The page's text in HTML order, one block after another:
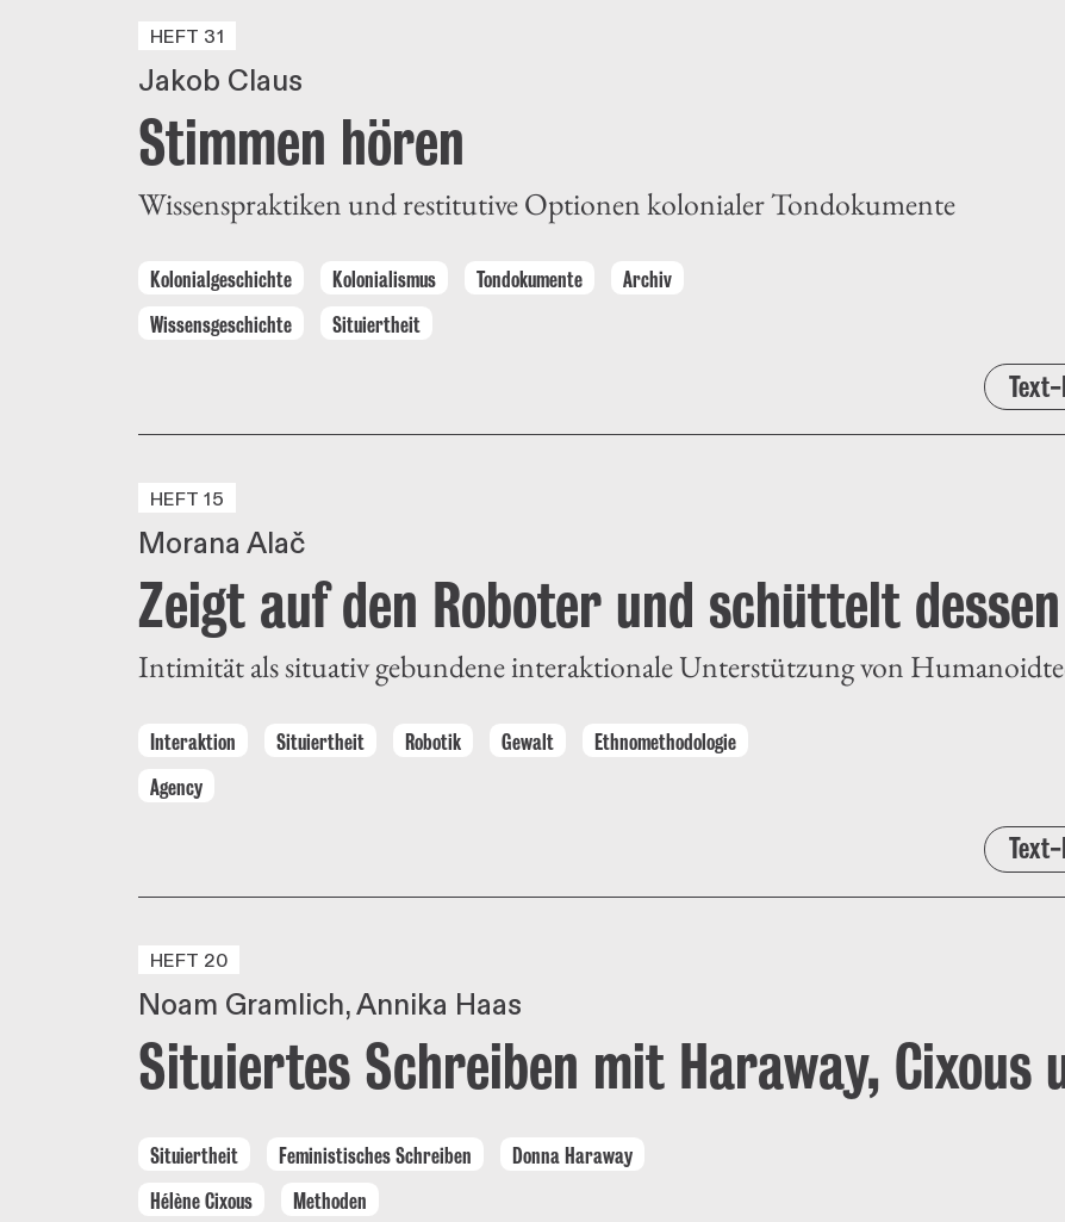
HEFT 31
Jakob Claus
Stimmen hören
Wissenspraktiken und restitutive Optionen kolonialer Tondokumente
Kolonialgeschichte Kolonialismus Tondokumente
Archiv
Wissensgeschichte
Situiertheit
Text-
HEFT 15
Morana Alač
Zeigt auf den Roboter und schüttelt
Intimität als situativ gebundene interaktionale Unterstützung von
Interaktion Situiertheit Robotik Gewalt
Ethnomethodologie
Agency
Text-
HEFT 20
Noam Gramlich Annika Haas
Situiertes Schreiben mit Haraway, Cixous
Situiertheit Feministisches Schreiben
Donna Haraway
Hélène Cixous
Methoden